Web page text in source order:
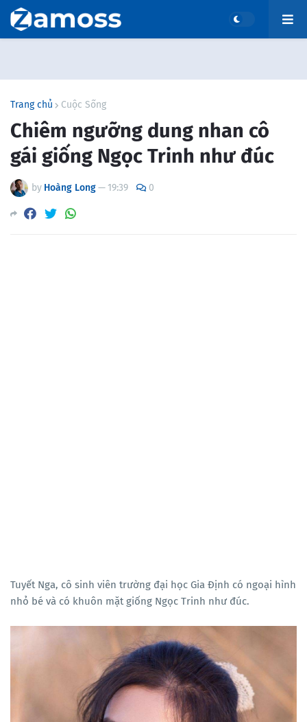
Trang chủ Cuộc Sống
Chiêm ngưỡng dung nhan cô
gái giống Ngọc Trinh như đúc
by Hoàng Long— 19:39 0
Tuyết Nga, cô sinh viên trường đại học Gia Định có ngoại hình
nhỏ bé và có khuôn mặt giống Ngọc Trinh như đúc.